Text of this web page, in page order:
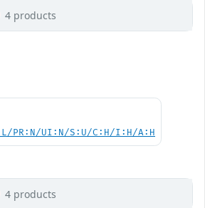
4 products
PR:N/UI:N/S:U/C:H/I:H/A:H
4 products